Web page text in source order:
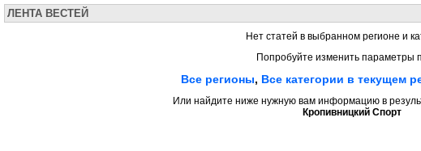
ЛЕНТА ВЕСТЕЙ
Нет статей в выбранном регионе и
Попробуйте изменить параметры
Все регионы, Все категории в текущем
Или найдите ниже нужную вам информацию в
Кропивницкий Спорт